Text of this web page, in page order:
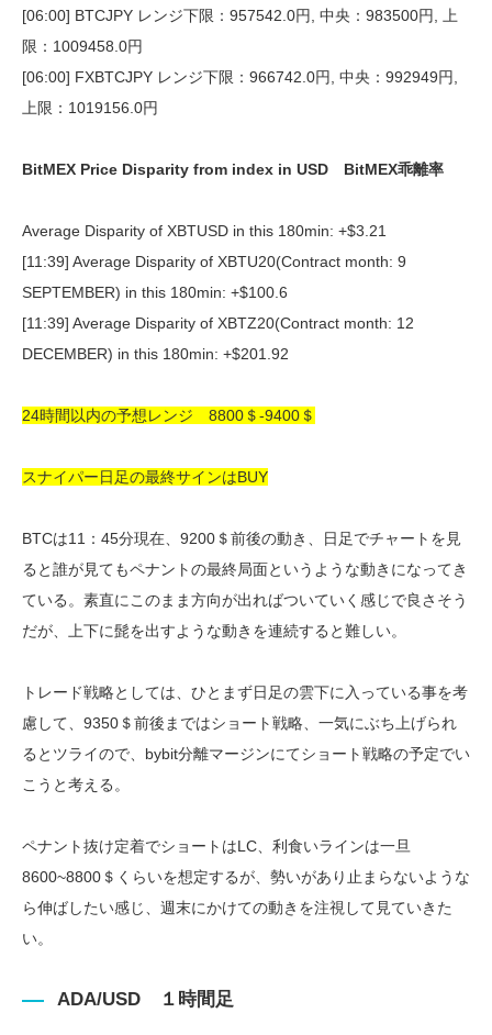
[06:00] BTCJPY レンジ下限：957542.0円, 中央：983500円, 上
限：1009458.0円
[06:00] FXBTCJPY レンジ下限：966742.0円, 中央：992949円,
上限：1019156.0円
BitMEX Price Disparity from index in USD BitMEX乖離率
Average Disparity of XBTUSD in this 180min: +$3.21
[11:39] Average Disparity of XBTU20(Contract month: 9
SEPTEMBER) in this 180min: +$100.6
[11:39] Average Disparity of XBTZ20(Contract month: 12
DECEMBER) in this 180min: +$201.92
24時間以内の予想レンジ 8800＄-9400＄
スナイパー日足の最終サインはBUY
BTCは11：45分現在、9200＄前後の動き、日足でチャートを見
ると誰が見てもペナントの最終局面というような動きになってき
ている。素直にこのまま方向が出ればついていく感じで良さそう
だが、上下に髭を出すような動きを連続すると難しい。
トレード戦略としては、ひとまず日足の雲下に入っている事を考
慮して、9350＄前後まではショート戦略、一気にぶち上げられ
るとツライので、bybit分離マージンにてショート戦略の予定でい
こうと考える。
ペナント抜け定着でショートはLC、利食いラインは一旦
8600~8800＄くらいを想定するが、勢いがあり止まらないような
ら伸ばしたい感じ、週末にかけての動きを注視して見ていきた
い。
ADA/USD １時間足